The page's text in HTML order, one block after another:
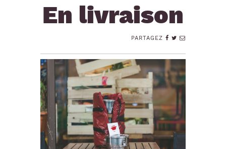
En livraison
PARTAGEZ